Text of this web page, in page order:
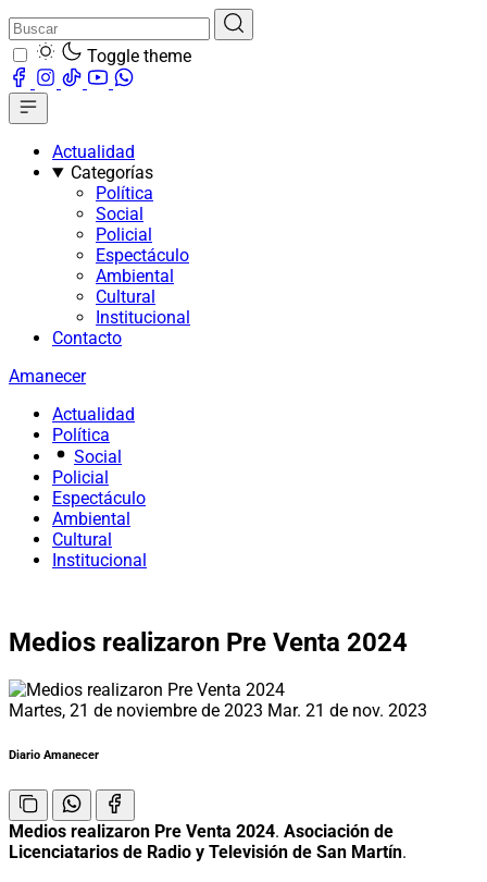
Toggle theme
Actualidad
Categorías
Política
Social
Policial
Espectáculo
Ambiental
Cultural
Institucional
Contacto
Amanecer
Actualidad
Política
Social
Policial
Espectáculo
Ambiental
Cultural
Institucional
Medios realizaron Pre Venta 2024
Martes, 21 de noviembre de 2023 Mar. 21 de nov. 2023
Diario Amanecer
Medios realizaron Pre Venta 2024. Asociación de
Licenciatarios de Radio y Televisión de San Martín.